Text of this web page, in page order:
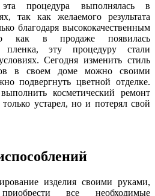
процедура выполнялась в
так как желаемого результата
благодаря высококачественным
как в продаже появилась
пленка, эту процедуру стали
Сегодня изменить стиль
в своем доме можно своими
подвергнуть цветной отделке.
косметический ремонт
устарел, но и потерял свой
изделия своими руками,
все необходимые